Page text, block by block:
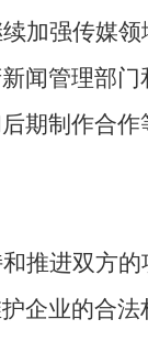
加强传媒
闻管理部
期制作合
推进双方
企业的合法